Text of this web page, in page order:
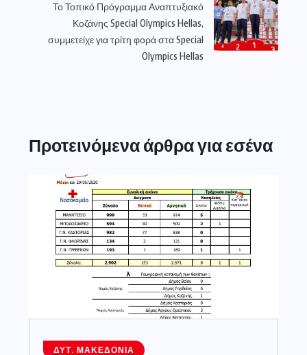
Το Τοπικό Πρόγραμμα Αναπτυξιακό
Κοζάνης Special Olympics Hellas,
συμμετείχε για τρίτη φορά στα Special
Olympics Hellas
Προτεινόμενα άρθρα για εσένα
ΔΥΤ. ΜΑΚΕΔΟΝΊΑ